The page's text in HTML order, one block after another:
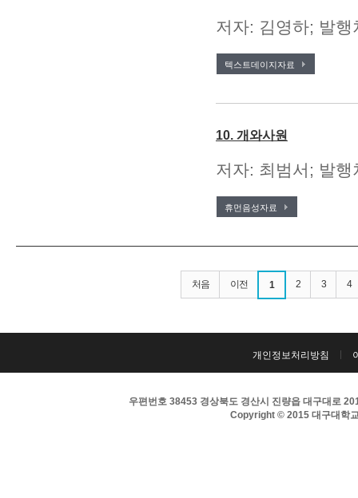
저자: 김영하; 발
텍스트데이지자료
10. 개와사원
저자: 최범서; 발
휴먼음성자료
처음 이전 1 2 3 4
개인정보처리방침
우편번호 38453 경상북도 경산시 진량읍 대구대로
Copyright © 2015 대구대학